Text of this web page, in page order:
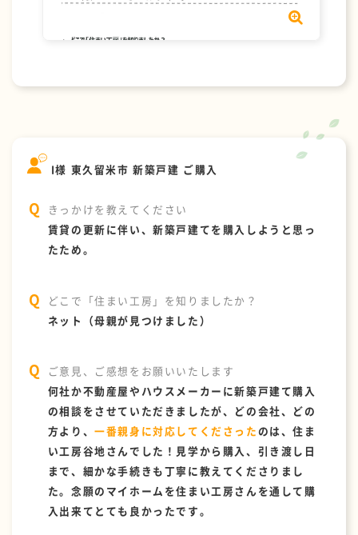
I様 東久留米市 新築戸建 ご購入
きっかけを教えてください
賃貸の更新に伴い、新築戸建てを購入しようと思っ
たため。
どこで「住まい工房」を知りましたか？
ネット（母親が見つけました）
ご意見、ご感想をお願いいたします
何社か不動産屋やハウスメーカーに新築戸建て購入
の相談をさせていただきましたが、どの会社、どの
方より、一番親身に対応してくださったのは、住ま
い工房谷地さんでした！見学から購入、引き渡し日
まで、細かな手続きも丁寧に教えてくださりまし
た。念願のマイホームを住まい工房さんを通して購
入出来てとても良かったです。